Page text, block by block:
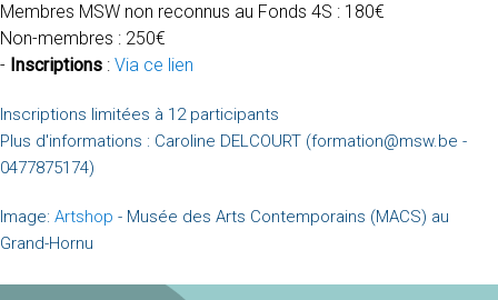
Membres MSW non reconnus au Fonds 4S : 180€
Non-membres : 250€
- Inscriptions : Via ce lien
Inscriptions limitées à 12 participants
Plus d'informations : Caroline DELCOURT (formation@msw.be -
0477875174)
Image: Artshop - Musée des Arts Contemporains (MACS) au
Grand-Hornu